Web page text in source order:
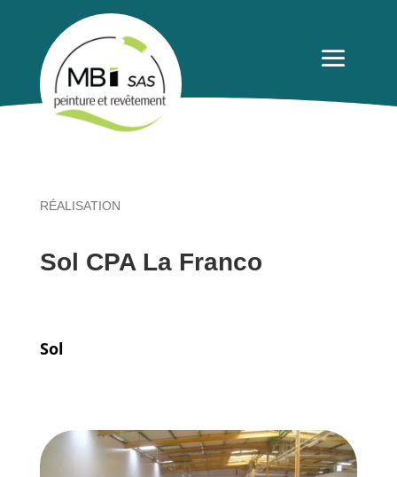
RÉALISATION
Sol CPA La Franco
Sol